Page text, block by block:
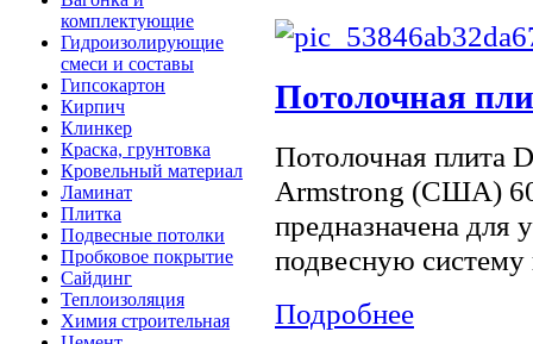
комплектующие
Гидроизолирующие
смеси и составы
Гипсокартон
Кирпич
Клинкер
Краска, грунтовка
Кровельный материал
Ламинат
Плитка
Подвесные потолки
Пробковое покрытие
Сайдинг
Теплоизоляция
Химия строительная
Потолочная
Потолочная плита
Armstrong (США)
предназначена для
подвесную
Подробнее